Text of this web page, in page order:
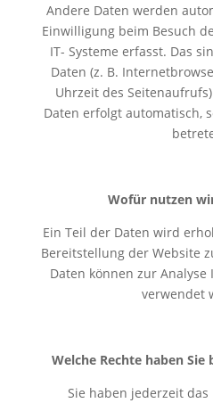
Andere Daten werden
Einwilligung beim Besuch
IT- Systeme erfasst. Das
Daten (z. B.
Uhrzeit des
Daten erfolgt automatisch,
Wofür nutzen
Ein Teil der Daten wird
Bereitstellung der Website
Daten können zur
verwendet
Welche Rechte haben
Sie haben jederzeit